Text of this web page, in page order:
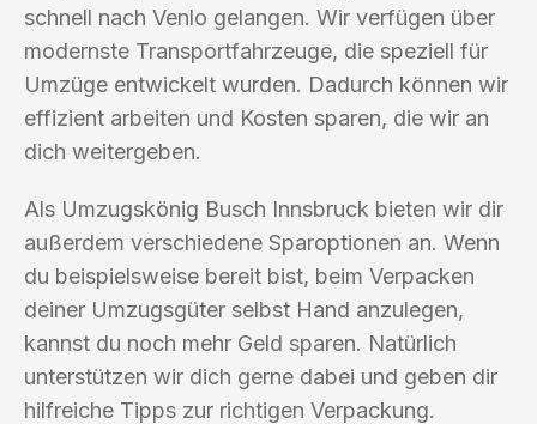
schnell nach Venlo gelangen. Wir verfügen über
modernste Transportfahrzeuge, die speziell für
Umzüge entwickelt wurden. Dadurch können wir
effizient arbeiten und Kosten sparen, die wir an
dich weitergeben.
Als Umzugskönig Busch Innsbruck bieten wir dir
außerdem verschiedene Sparoptionen an. Wenn
du beispielsweise bereit bist, beim Verpacken
deiner Umzugsgüter selbst Hand anzulegen,
kannst du noch mehr Geld sparen. Natürlich
unterstützen wir dich gerne dabei und geben dir
hilfreiche Tipps zur richtigen Verpackung.